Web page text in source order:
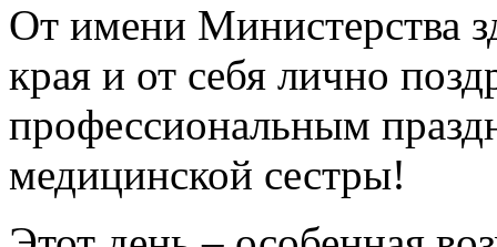
От имени Министерства
края и от себя лично
профессиональным
медицинской сестры!